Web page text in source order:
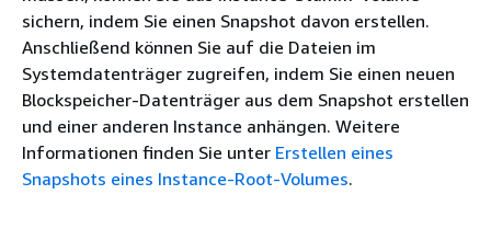
sichern, indem Sie einen Snapshot davon erstellen.
Anschließend können Sie auf die Dateien im
Systemdatenträger zugreifen, indem Sie einen neuen
Blockspeicher-Datenträger aus dem Snapshot erstellen
und einer anderen Instance anhängen. Weitere
Informationen finden Sie unter Erstellen eines
Snapshots eines Instance-Root-Volumes.